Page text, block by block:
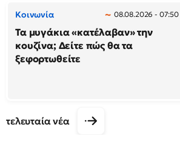
Κοινωνία 08.08.2026 - 07:50
Τα μυγάκια «κατέλαβαν» την
κουζίνα; Δείτε πώς θα τα
ξεφορτωθείτε
τελευταία νέα